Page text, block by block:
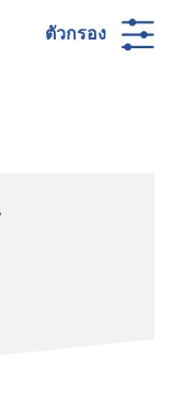
ตัวกรอง